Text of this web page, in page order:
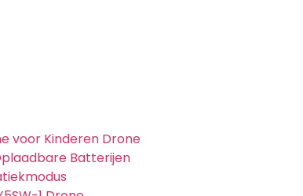
voor Kinderen Drone
Batterijen